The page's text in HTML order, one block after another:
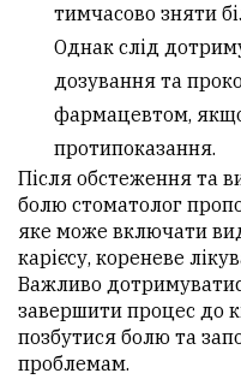
тимчасово зняти
Однак слід
дозування та
фармацевтом, якщо
протипоказання.
Після обстеження та
болю стоматолог
яке може включати
карієсу, кореневе
Важливо
завершити процес до
позбутися болю та
проблемам.